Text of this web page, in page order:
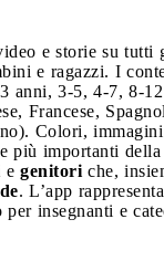
e storie su tutti
e ragazzi. I
anni, 3-5, 4-7, 8-
Francese,
Colori,
più importanti
e genitori che,
. L’app
insegnanti e